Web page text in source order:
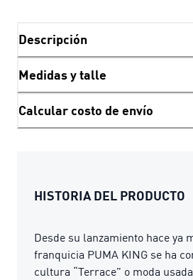
Descripción
Medidas y talle
Calcular costo de envío
HISTORIA DEL PRODUCTO
Desde su lanzamiento hace ya
franquicia PUMA KING se ha
cultura “Terrace” o moda